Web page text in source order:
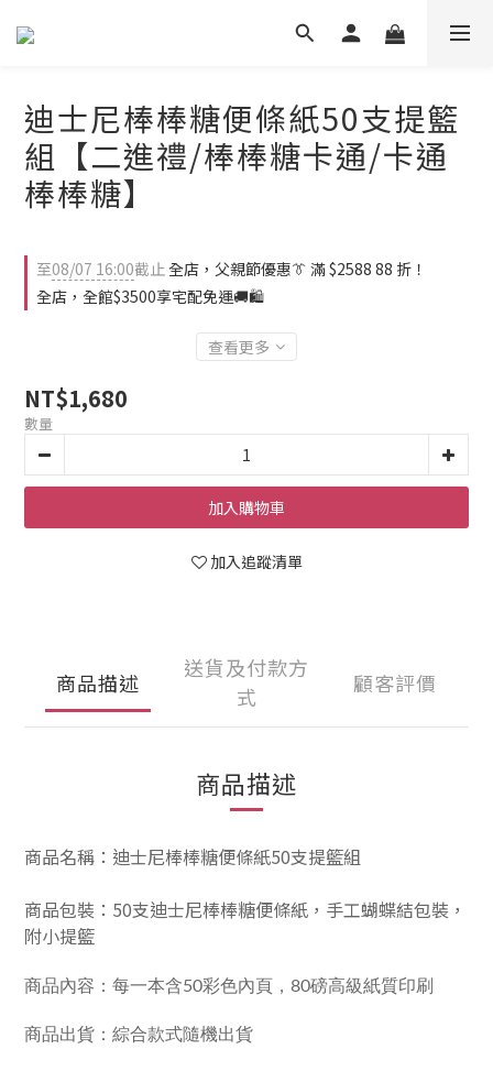
迪士尼棒棒糖便條紙50支提籃
組【二進禮/棒棒糖卡通/卡通
棒棒糖】
至08/07 16:00截止全店，父親節優惠👔 滿 $2588 88 折！
全店，全館$3500享宅配免運🚚🛍️
查看更多
NT$1,680
數量
加入購物車
加入追蹤清單
商品描述
送貨及付款方
式
顧客評價
商品描述
商品名稱：迪士尼棒棒糖便條紙50支提籃組
商品包裝：50支迪士尼棒棒糖便條紙，手工蝴蝶結包裝，
附小提籃
商品內容：每一本含50彩色內頁，80磅高級紙質印刷
商品出貨：綜合款式隨機出貨